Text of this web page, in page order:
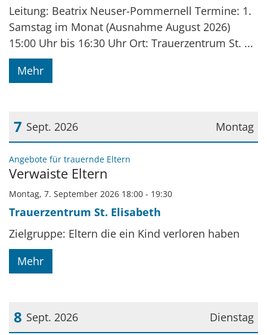
Leitung: Beatrix Neuser-Pommernell Termine: 1.
Samstag im Monat (Ausnahme August 2026)
15:00 Uhr bis 16:30 Uhr Ort: Trauerzentrum St. ...
Mehr
Montag
7 Sept. 2026
Datum: 7. September 2026
Angebote für trauernde Eltern
Verwaiste Eltern
Montag, 7. September 2026 18:00 - 19:30
Trauerzentrum St. Elisabeth
Zielgruppe: Eltern die ein Kind verloren haben
Mehr
Dienstag
8 Sept. 2026